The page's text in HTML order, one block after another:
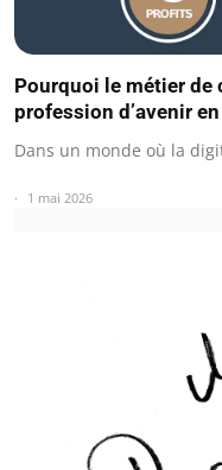
Pourquoi le métier de
profession d’avenir
Dans un monde où la
1 mai 2026